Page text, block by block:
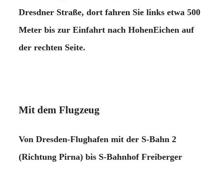
Dresdner Straße, dort fahren Sie links etwa 500
Meter bis zur Einfahrt nach HohenEichen auf
der rechten Seite.
Mit dem Flugzeug
Von Dresden-Flughafen mit der S-Bahn 2
(Richtung Pirna) bis S-Bahnhof Freiberger